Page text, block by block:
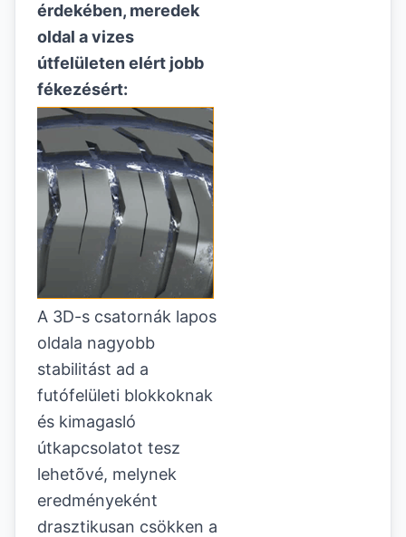
érdekében, meredek
oldal a vizes
útfelületen elért jobb
fékezésért:
A 3D-s csatornák lapos
oldala nagyobb
stabilitást ad a
futófelületi blokkoknak
és kimagasló
útkapcsolatot tesz
lehetõvé, melynek
eredményeként
drasztikusan csökken a